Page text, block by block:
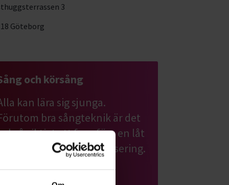
3
18 Göteborg
och körsång
kan lära sig sjunga.
bra sångteknik är det
viktigt att framföra en låt
med inlevelse och bra frasering.
Läs mer om ämnet